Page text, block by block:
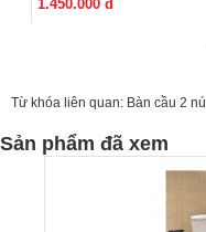
1.450.000 đ
Từ khóa liên quan: Bàn cầu 2
Sản phẩm đã xem